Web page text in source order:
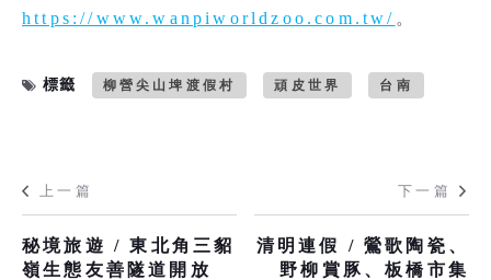
https://www.wanpiworldzoo.com.tw/ 。
標籤 柳營尖山埤渡假村 頑皮世界 台南
上一篇
秘境旅遊 / 東北角三貂
嶺生態友善隧道開放
下一篇
清明連假 / 鶯歌陶瓷、
野柳賞豚、板橋市集